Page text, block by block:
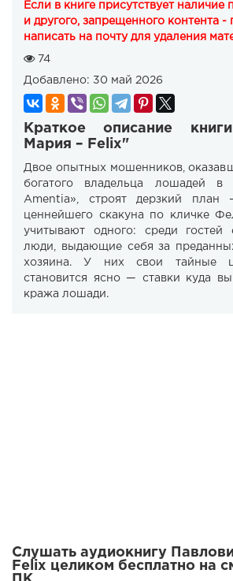
Если в книге присутствует наличие
и другого, запрещенного контента -
написать на почту для удаления
74
Добавлено: 30 май 2026
Краткое описание
Мария – Felix"
Двое опытных мошенников,
богатого владельца лошадей в
Amentia», строят дерзкий план
ценнейшего скакуна по кличке
учитывают одного: среди гостей
люди, выдающие себя за
хозяина. У них свои тайные
становится ясно — ставки куда
кража лошади.
Слушать аудиокнигу
Felix целиком бесплатно на